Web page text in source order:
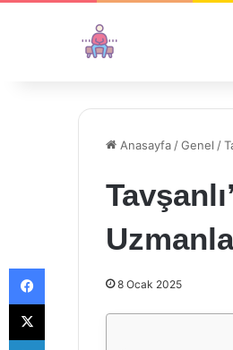
Anasayfa /Genel /
8 Ocak 2025
Facebook
X
LinkedIn